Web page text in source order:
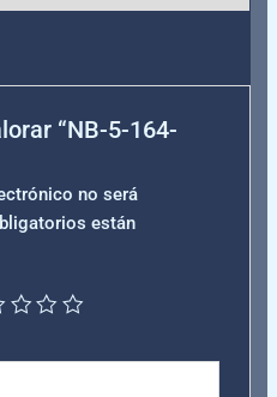
“NB-5-164-
no será
están